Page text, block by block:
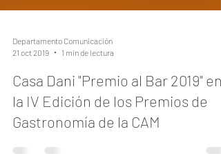
21 oct 2019
1 min de lectura
Casa Dani "Premio al Bar 2019" en
la IV Edición de los Premios de
Gastronomía de la CAM